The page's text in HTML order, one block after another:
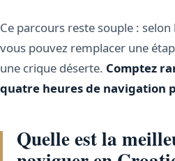
Ce parcours reste souple :
vous pouvez remplacer une
une crique déserte. Comptez
quatre heures de navigation
Quelle est la